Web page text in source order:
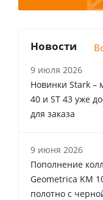
Новости
9 июля 2026
Новинки Stark –
40 и ST 43 уже
для заказа
9 июня 2026
Пополнение
Geometrica KM
полотно с